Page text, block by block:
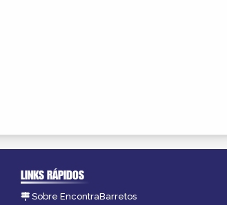
LINKS RÁPIDOS
Sobre EncontraBarretos